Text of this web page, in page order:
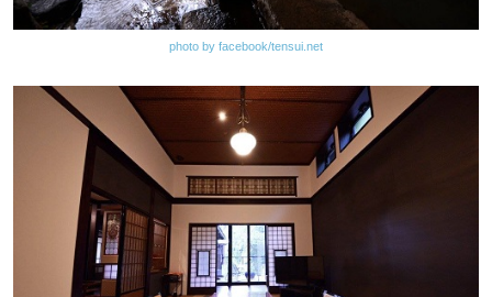
photo by facebook/tensui.net